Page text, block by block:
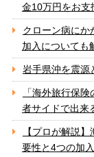
金10万円をお支
クローン病にか
加入についても
岩手県沖を震源
「海外旅行保
者サイドで出来
【プロが解説
要性と4つの加